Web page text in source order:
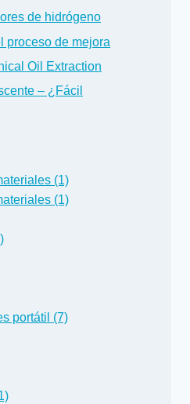
de hidrógeno
proceso de mejora
Oil Extraction
– ¿Fácil
(1)
(1)
portátil (7)